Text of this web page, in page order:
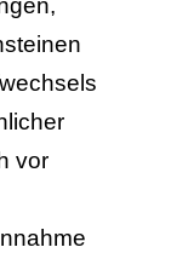
vor